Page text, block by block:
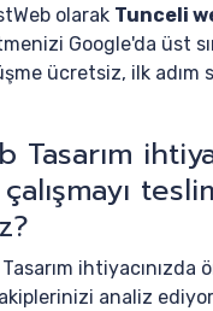
olarak Tunceli
Google'da üst
ücretsiz, ilk adım
Tasarım
ihtiyacınızda
analiz